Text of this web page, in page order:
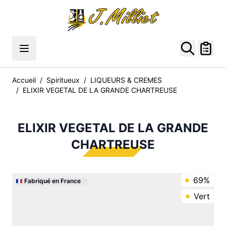
Accueil / Spiritueux / LIQUEURS & CREMES
/ ELIXIR VEGETAL DE LA GRANDE CHARTREUSE
ELIXIR VEGETAL DE LA GRANDE
CHARTREUSE
Fabriqué en France
69%
Vert